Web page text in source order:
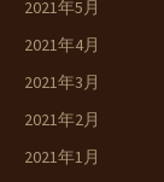
2021年5月
2021年4月
2021年3月
2021年2月
2021年1月